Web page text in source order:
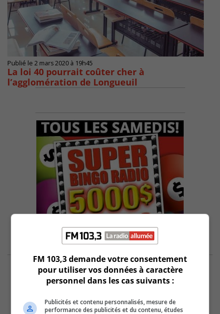
Publié le 2 mars 2020 à 19h45
La loi 40 pourrait coûter cher à
l’agglomération de Longueuil
FM 103,3 demande votre consentement
pour utiliser vos données à caractère
personnel dans les cas suivants :
Publicités et contenu personnalisés, mesure de
performance des publicités et du contenu, études